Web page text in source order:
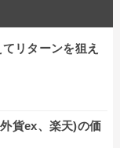
リターンを狙え
貨ex、楽天)の価